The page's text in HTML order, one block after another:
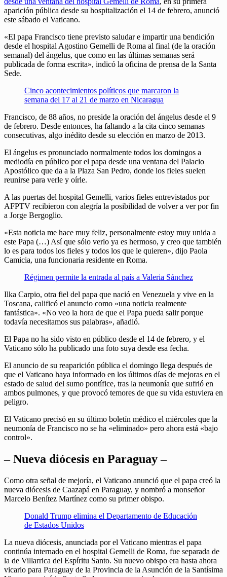
aparición pública desde su hospitalización el 14 de febrero, anunció
este sábado el Vaticano.
«El papa Francisco tiene previsto saludar e impartir una bendición
desde el hospital Agostino Gemelli de Roma al final (de la oración
semanal) del ángelus, que como en las últimas semanas será
publicada de forma escrita», indicó la oficina de prensa de la Santa
Sede.
Cinco acontecimientos políticos que marcaron la
semana del 17 al 21 de marzo en Nicaragua
Francisco, de 88 años, no preside la oración del ángelus desde el 9
de febrero. Desde entonces, ha faltando a la cita cinco semanas
consecutivas, algo inédito desde su elección en marzo de 2013.
El ángelus es pronunciado normalmente todos los domingos a
mediodía en público por el papa desde una ventana del Palacio
Apostólico que da a la Plaza San Pedro, donde los fieles suelen
reunirse para verle y oírle.
A las puertas del hospital Gemelli, varios fieles entrevistados por
AFPTV recibieron con alegría la posibilidad de volver a ver por fin
a Jorge Bergoglio.
«Esta noticia me hace muy feliz, personalmente estoy muy unida a
este Papa (…) Así que sólo verlo ya es hermoso, y creo que también
lo es para todos los fieles y todos los que le quieren», dijo Paola
Camicia, una funcionaria residente en Roma.
Régimen permite la entrada al país a Valeria Sánchez
Ilka Carpio, otra fiel del papa que nació en Venezuela y vive en la
Toscana, calificó el anuncio como «una noticia realmente
fantástica». «No veo la hora de que el Papa pueda salir porque
todavía necesitamos sus palabras», añadió.
El Papa no ha sido visto en público desde el 14 de febrero, y el
Vaticano sólo ha publicado una foto suya desde esa fecha.
El anuncio de su reaparición pública el domingo llega después de
que el Vaticano haya informado en los últimos días de mejoras en el
estado de salud del sumo pontífice, tras la neumonía que sufrió en
ambos pulmones, y que provocó temores de que su vida estuviera en
peligro.
El Vaticano precisó en su último boletín médico el miércoles que la
neumonía de Francisco no se ha «eliminado» pero ahora está «bajo
control».
– Nueva diócesis en Paraguay –
Como otra señal de mejoría, el Vaticano anunció que el papa creó la
nueva diócesis de Caazapá en Paraguay, y nombró a monseñor
Marcelo Benítez Martínez como su primer obispo.
Donald Trump elimina el Departamento de Educación
de Estados Unidos
La nueva diócesis, anunciada por el Vaticano mientras el papa
continúa internado en el hospital Gemelli de Roma, fue separada de
la de Villarrica del Espíritu Santo. Su nuevo obispo era hasta ahora
vicario para Paraguay de la Provincia de la Asunción de la Santísima